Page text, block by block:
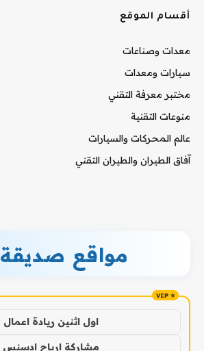
أقسام الموقع
معدات وصناعات
سيارات ومعدات
مختبر معرفة التقني
منوعات التقنية
عالم المحركات والسيارات
آفاق الطيران والطيران التقني
مواقع صديقة
اول اثنين ريادة اعمال
مشاركة ارباح ادسنس